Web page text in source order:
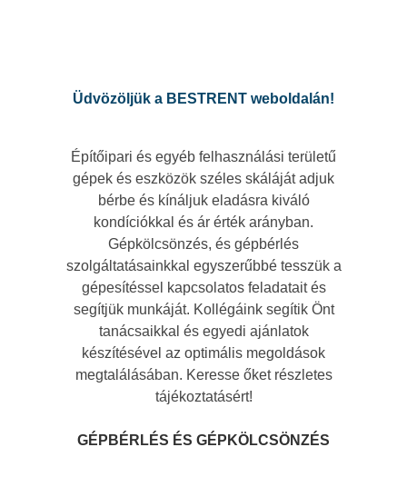
Üdvözöljük a BESTRENT weboldalán!
Építőipari és egyéb felhasználási területű
gépek és eszközök széles skáláját adjuk
bérbe és kínáljuk eladásra kiváló
kondíciókkal és ár érték arányban.
Gépkölcsönzés, és gépbérlés
szolgáltatásainkkal egyszerűbbé tesszük a
gépesítéssel kapcsolatos feladatait és
segítjük munkáját. Kollégáink segítik Önt
tanácsaikkal és egyedi ajánlatok
készítésével az optimális megoldások
megtalálásában. Keresse őket részletes
tájékoztatásért!
GÉPBÉRLÉS ÉS GÉPKÖLCSÖNZÉS